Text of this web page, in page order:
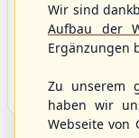
Bargenstedt
Wir sind
Aufbau der
Ergänzungen
Zu unserem
haben wir
Webseite von